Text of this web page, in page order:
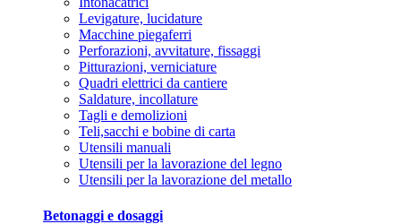
Levigature, lucidature
Macchine piegaferri
Perforazioni, avvitature, fissaggi
Pitturazioni, verniciature
Quadri elettrici da cantiere
Saldature, incollature
Tagli e demolizioni
Teli,sacchi e bobine di carta
Utensili manuali
Utensili per la lavorazione del legno
Utensili per la lavorazione del metallo
Betonaggi e dosaggi